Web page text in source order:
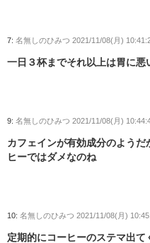
7: 名無しのひみつ 2021/11/08(月)
一日３杯までそれ以上は胃に悪
9: 名無しのひみつ 2021/11/08(月)
カフェインが有効成分のよう
ヒーではダメなのね
10: 名無しのひみつ 2021/11/08(月)
定期的にコーヒーのステマ出て